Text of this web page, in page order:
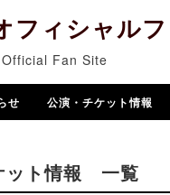
フィシャル
Fan Site
せ 公演・チケット情報
ット情報 一覧